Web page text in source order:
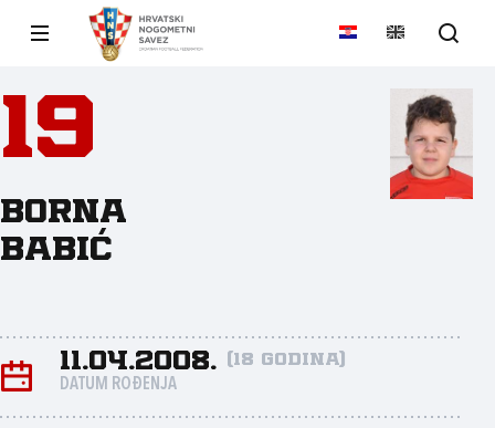
19
Borna
Babić
11.04.2008. (18 godina)
DATUM ROĐENJA